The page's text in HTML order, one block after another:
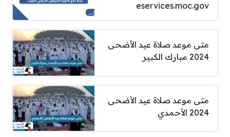
eservices.moc.gov
متى موعد صلاة عيد الأضحى
2024 مبارك الكبير
متى موعد صلاة عيد الأضحى
2024 الأحمدي